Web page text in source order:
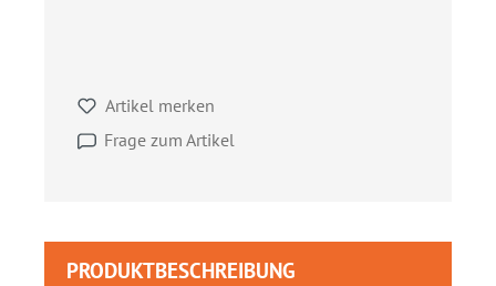
Artikel merken
Frage zum Artikel
PRODUKTBESCHREIBUNG